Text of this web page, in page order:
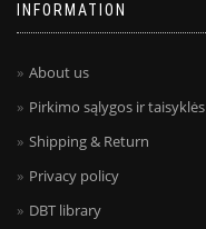
INFORMATION
About us
Pirkimo sąlygos ir taisyklės
Shipping & Return
Privacy policy
DBT library